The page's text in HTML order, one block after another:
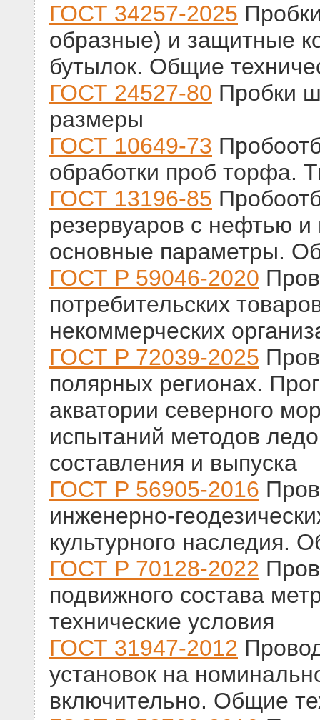
ГОСТ 34257-2025
образные) и защитные
бутылок. Общие
ГОСТ 24527-80 Пробки
размеры
ГОСТ 10649-73
обработки проб торфа.
ГОСТ 13196-85
резервуаров с нефтью
основные параметры.
ГОСТ Р 59046-2020
потребительских
некоммерческих
ГОСТ Р 72039-2025
полярных регионах.
акватории северного
испытаний методов
составления и выпуска
ГОСТ Р 56905-2016
инженерно-
культурного наследия.
ГОСТ Р 70128-2022
подвижного состава
технические условия
ГОСТ 31947-2012
установок на
включительно. Общие